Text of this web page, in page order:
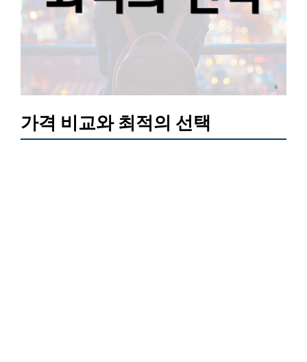
가격 비교와 최적의 선택